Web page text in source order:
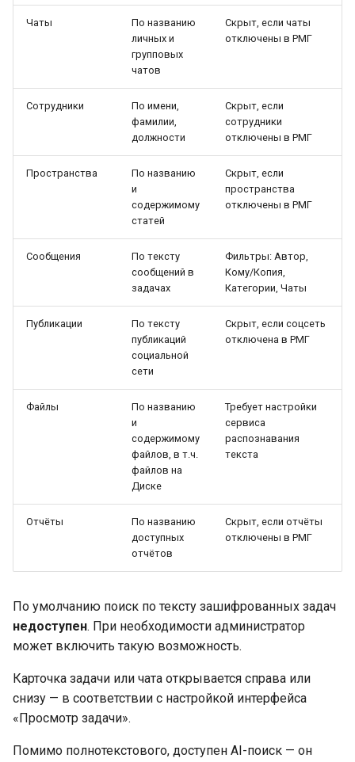
Чаты
По названию
личных и
групповых
чатов
Скрыт, если чаты
отключены в РМГ
Сотрудники
По имени,
фамилии,
должности
Скрыт, если
сотрудники
отключены в РМГ
Пространства
По названию
и
содержимому
статей
Скрыт, если
пространства
отключены в РМГ
Сообщения
По тексту
сообщений в
задачах
Фильтры: Автор,
Кому/Копия,
Категории, Чаты
Публикации
По тексту
публикаций
социальной
сети
Скрыт, если соцсеть
отключена в РМГ
Файлы
По названию
и
содержимому
файлов, в т.ч.
файлов на
Диске
Требует настройки
сервиса
распознавания
текста
Отчёты
По названию
доступных
отчётов
Скрыт, если отчёты
отключены в РМГ
По умолчанию поиск по тексту зашифрованных задач
недоступен. При необходимости администратор
может включить такую возможность.
Карточка задачи или чата открывается справа или
снизу — в соответствии с настройкой интерфейса
«Просмотр задачи».
Помимо полнотекстового, доступен AI-поиск — он